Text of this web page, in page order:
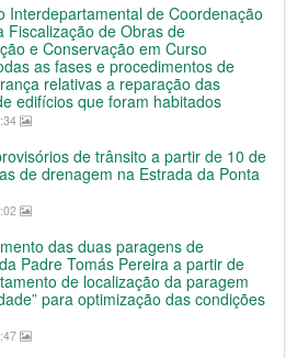
Interdepartamental de Coordenação
Fiscalização de Obras de
e Conservação em Curso
as fases e procedimentos de
relativas a reparação das
edifícios que foram habitados
de trânsito a partir de 10 de
de drenagem na Estrada da Ponta
das duas paragens de
Padre Tomás Pereira a partir de
de localização da paragem
para optimização das condições